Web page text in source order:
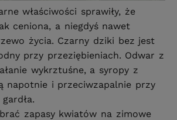
właściwości sprawiły, że
ceniona, a niegdyś nawet
życia. Czarny dziki bez jest
przy przeziębieniach. Odwar z
wykrztuśne, a syropy z
napotnie i przeciwzapalnie przy
zapasy kwiatów na zimowe